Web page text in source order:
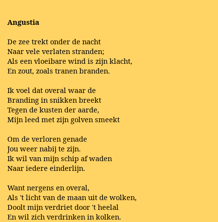
Angustia
De zee trekt onder de nacht
Naar vele verlaten stranden;
Als een vloeibare wind is zijn klacht,
En zout, zoals tranen branden.
Ik voel dat overal waar de
Branding in snikken breekt
Tegen de kusten der aarde,
Mijn leed met zijn golven smeekt
Om de verloren genade
Jou weer nabij te zijn.
Ik wil van mijn schip af waden
Naar iedere einderlijn.
Want nergens en overal,
Als 't licht van de maan uit de wolken,
Doolt mijn verdriet door 't heelal
En wil zich verdrinken in kolken.